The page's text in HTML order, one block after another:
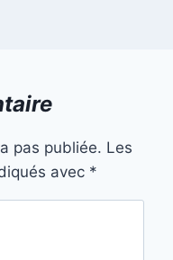
pas publiée. Les
avec *